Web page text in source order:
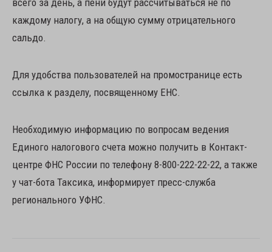
всего за день, а пени будут рассчитываться не по
каждому налогу, а на общую сумму отрицательного
сальдо.
Для удобства пользователей на промостранице есть
ссылка к разделу, посвященному ЕНС.
Необходимую информацию по вопросам ведения
Единого налогового счета можно получить в Контакт-
центре ФНС России по телефону 8-800-222-22-22, а также
у чат-бота Таксика, информирует пресс-служба
регионального УФНС.